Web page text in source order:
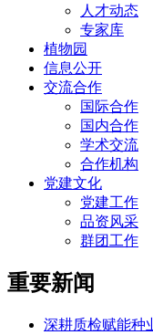
人才动态
专家库
植物园
信息公开
交流合作
国际合作
国内合作
学术交流
合作机构
党建文化
党建工作
品资风采
群团工作
重要新闻
深耕质检赋能种